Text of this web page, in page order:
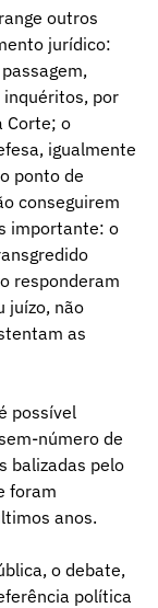
outros
jurídico:
inquéritos, por
Corte; o
igualmente
ponto de
conseguirem
importante: o
responderam
juízo, não
as
possível
número de
balizadas pelo
foram
anos.
o debate,
política